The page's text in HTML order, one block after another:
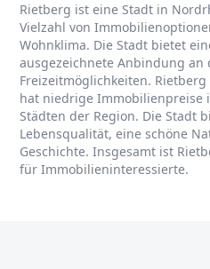
Rietberg ist eine Stadt in
Vielzahl von
Wohnklima. Die Stadt bietet
ausgezeichnete Anbindung an
Freizeitmöglichkeiten.
hat niedrige Immobilienpreise
Städten der Region. Die Stadt
Lebensqualität, eine schöne
Geschichte. Insgesamt ist
für Immobilieninteressierte.